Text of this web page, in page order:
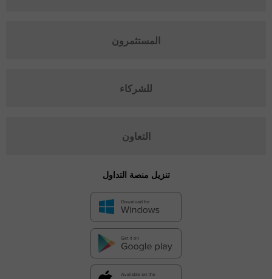
المستثمرون
للشركاء
التعاون
تنزيل منصة التداول